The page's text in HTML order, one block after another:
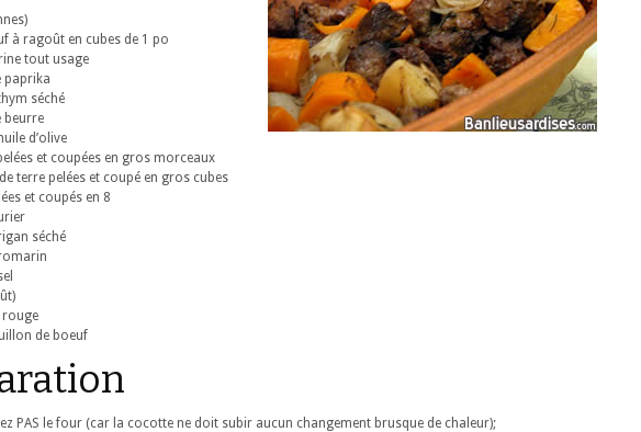
à ragoût en cubes de 1 po
tout usage
paprika
séché
beurre
d’olive
et coupées en gros morceaux
terre pelées et coupé en gros cubes
et coupés en 8
séché
rouge
de boeuf
PAS le four (car la cocotte ne doit subir aucun changement brusque de chaleur);